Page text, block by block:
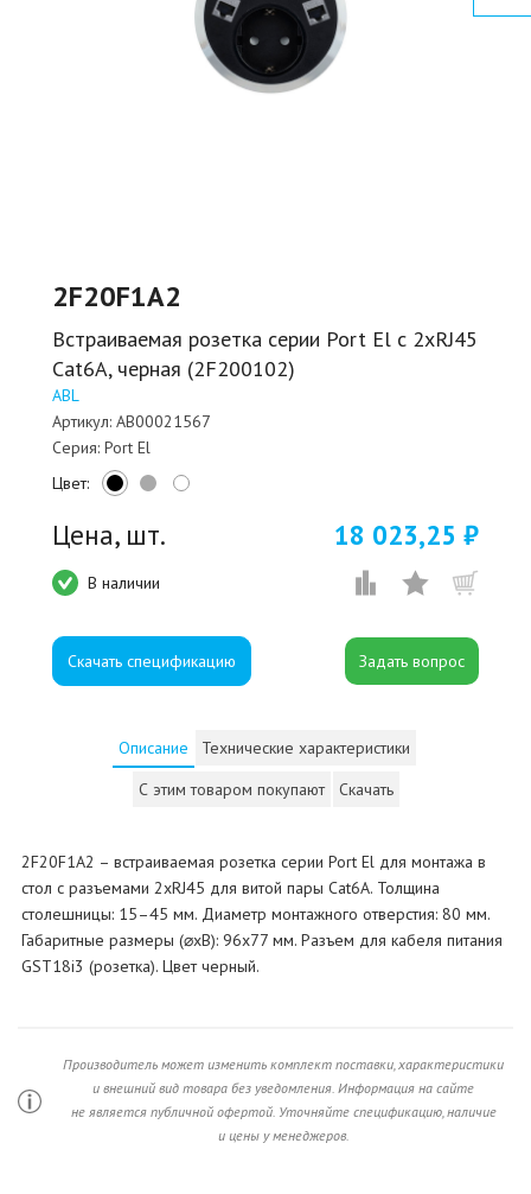
2F20F1A2
Встраиваемая розетка серии Port El с 2xRJ45
Cat6A, черная (2F200102)
ABL
Артикул: AB00021567
Серия: Port El
Цвет:
Цена, шт. 18 023,25 ₽
В наличии
Скачать спецификацию
Описание
Технические характеристики
С этим товаром покупают
Скачать
2F20F1A2 – встраиваемая розетка серии Port El для монтажа в
стол с разъемами 2xRJ45 для витой пары Cat6A. Толщина
столешницы: 15–45 мм. Диаметр монтажного отверстия: 80 мм.
Габаритные размеры (⌀xВ): 96x77 мм. Разъем для кабеля питания
GST18i3 (розетка). Цвет черный.
Производитель может изменить комплект поставки, характеристики
и внешний вид товара без уведомления. Информация на сайте
не является публичной офертой. Уточняйте спецификацию, наличие
и цены у менеджеров.